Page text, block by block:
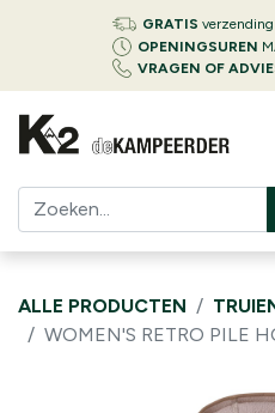
GRATIS
OPENINGSUREN
VRAGEN OF
ALLE PRODUCTEN
WOMEN'S RETRO PILE